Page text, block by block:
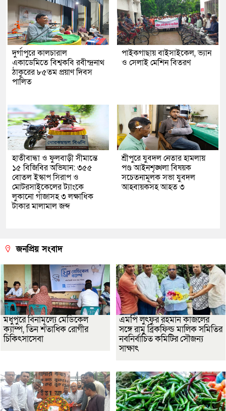
দুর্গাপুরে কালচারাল
একাডেমিতে বিশ্বকবি রবীন্দ্রনাথ
ঠাকুরের ৮৫তম প্রয়াণ দিবস
পালিত
পাইকগাছায় বাইসাইকেল, ভ্যান
ও সেলাই মেশিন বিতরণ
হাতীবান্ধা ও ফুলবাড়ী সীমান্তে
১৫ বিজিবির অভিযান: ৩৫৫
বোতল ইস্কাপ সিরাপ ও
মোটরসাইকেলের ট্যাংকে
লুকানো গাঁজাসহ ৩ লক্ষাধিক
টাকার মালামাল জব্দ
শ্রীপুরে যুবদল নেতার হামলায়
পণ্ড আইনশৃঙ্খলা বিষয়ক
সচেতনামূলক সভা যুবদল
আহবায়কসহ আহত ৩
জনপ্রিয় সংবাদ
মধুপুরে বিনামূল্যে মেডিকেল
ক্যাম্প, তিন শতাধিক রোগীর
চিকিৎসাসেবা
এমপি লুৎফুর রহমান কাজলের
সঙ্গে রামু ব্রিকফিল্ড মালিক সমিতির
নবনির্বাচিত কমিটির সৌজন্য
সাক্ষাৎ